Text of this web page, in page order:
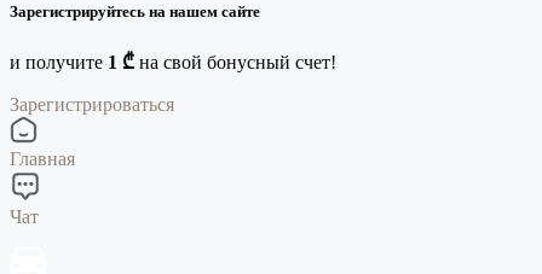
Зарегистрируйтесь на нашем сайте
и получите 1 ₾ на свой бонусный счет!
Зарегистрироваться
Главная
Чат